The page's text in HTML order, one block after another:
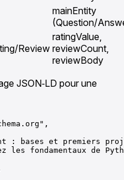
mainEntity
(Question/
Review
ratingValue,
reviewCount,
reviewBody
JSON‑LD pour une
: bases et premiers
les fondamentaux de